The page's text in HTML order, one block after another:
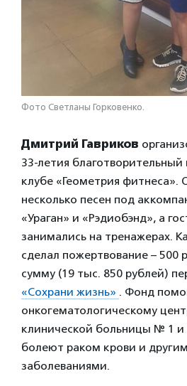
Фото Светланы Горковенко.
Дмитрий Гавриков
33-летия
клубе «Геометрия фитнеса».
несколько песен под
«Ураган» и «Рэдиобэнд», а
занимались на тренажерах.
сделал пожертвование – 500
сумму (19 тыс. 850 рублей)
«Сохрани жизнь» . Фонд
онкогематологическому
клинической больницы № 1 и
болеют раком крови и
заболеваниями.